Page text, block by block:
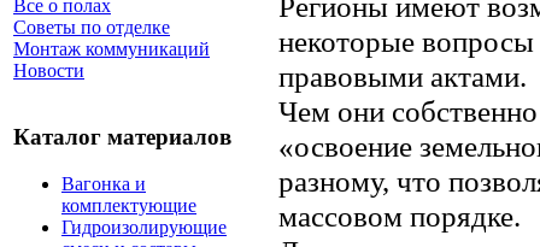
Все о полах
Советы по отделке
Монтаж коммуникаций
Новости
Каталог материалов
Вагонка и
комплектующие
Гидроизолирующие
некоторые
правовыми актами.
Чем они
«освоение
разному, что
массовом порядке.